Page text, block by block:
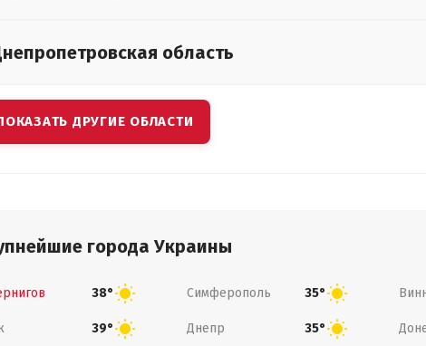
область
ДРУГИЕ ОБЛАСТИ
города Украины
38° Симферополь 35°
39° Днепр 35°